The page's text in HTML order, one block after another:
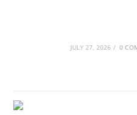
JULY 27, 2026 / 0